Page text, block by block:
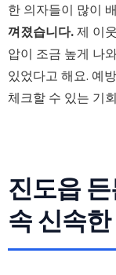
한 의자들이 많이
껴졌습니다.제 이
압이 조금 높게 나
있었다고 해요. 예
체크할 수 있는 기
진도읍
속 신속